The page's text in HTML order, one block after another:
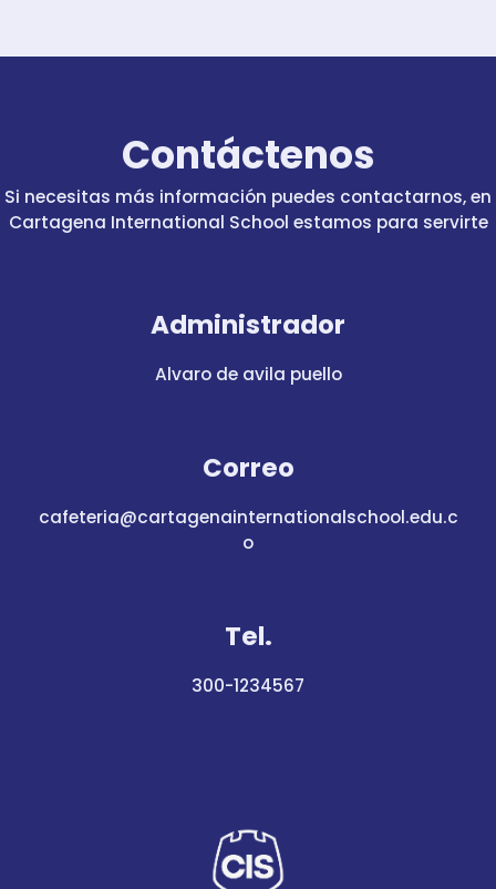
Contáctenos
Si necesitas más información puedes contactarnos, en
Cartagena International School estamos para servirte
Administrador
Alvaro de avila puello
Correo
cafeteria@cartagenainternationalschool.edu.c
o
Tel.
300-1234567